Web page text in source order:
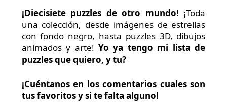
¡Diecisiete puzzles de otro mundo! ¡Toda
una colección, desde imágenes de estrellas
con fondo negro, hasta puzzles 3D, dibujos
animados y arte!Yo ya tengo mi lista de
puzzles que quiero, y tu?
¡Cuéntanos en los comentarios cuales son
tus favoritos y si te falta alguno!